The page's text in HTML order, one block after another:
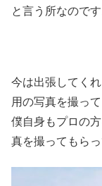
と言う所なのです
今は出張してく
用の写真を撮っ
僕自身もプロの
真を撮ってもら